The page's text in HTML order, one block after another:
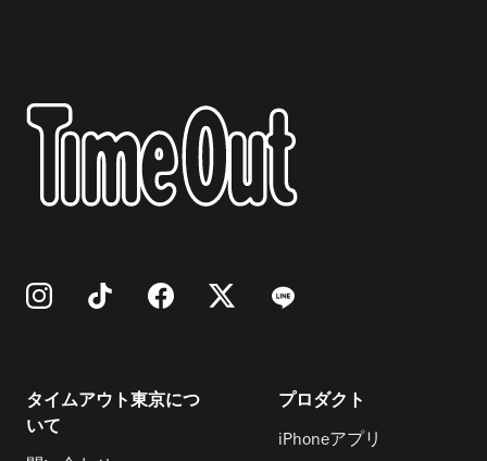
タイムアウト東京につ
いて
プロダクト
iPhoneアプリ